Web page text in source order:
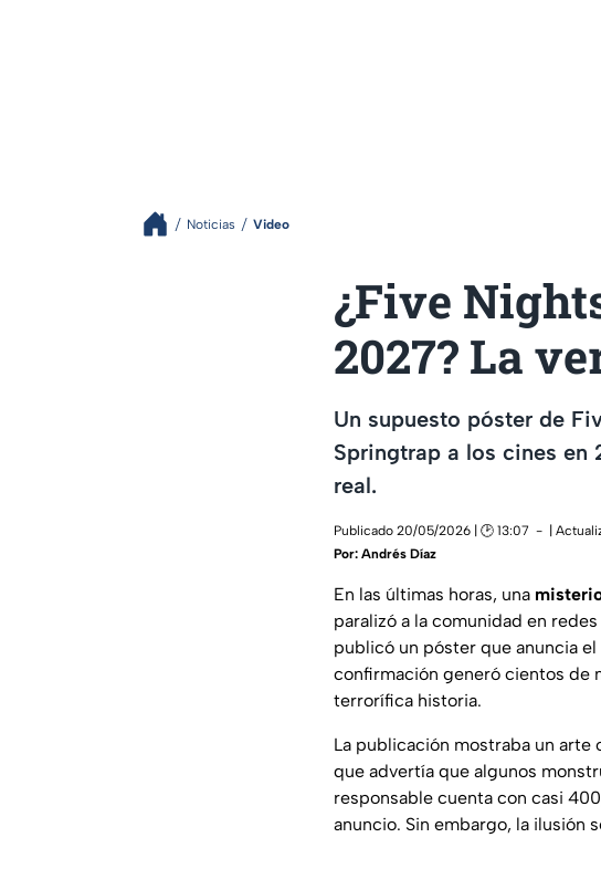
Noticias Video
¿Five
2027? La
Un supuesto póster de
Springtrap a los cines en
real.
Publicado 20/05/2026 | 🕑 13:07
|
Por: Andrés Díaz
En las últimas horas, una
paralizó a la comunidad en
publicó un póster que anuncia el
confirmación generó cientos de
terrorífica historia.
La publicación mostraba un
que advertía que algunos
responsable cuenta con casi
anuncio. Sin embargo, la ilusión